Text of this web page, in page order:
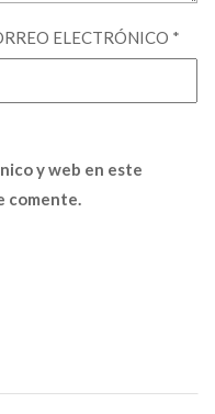
ELECTRÓNICO *
y web en este
comente.